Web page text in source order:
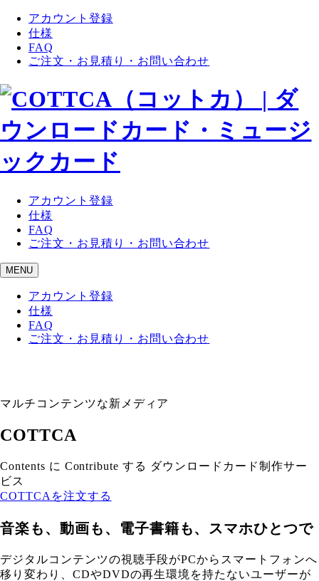
アカウント登録
仕様
FAQ
ご注文・お見積り・お問い合わせ
アカウント登録
仕様
FAQ
ご注文・お見積り・お問い合わせ
MENU
アカウント登録
仕様
FAQ
ご注文・お見積り・お問い合わせ
マルチコンテンツな新メディア
COTTCA
Contents に Contribute する ダウンロードカード制作サー
ビス
COTTCAを注文する
音楽も、動画も、電子書籍も、スマホひとつで
デジタルコンテンツの視聴手段がPCからスマートフォンへ
移り変わり、CDやDVDの再生環境を持たないユーザーが